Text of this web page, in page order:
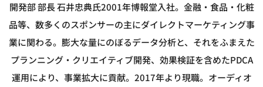
開発部 部長 石井忠典氏2001年博報堂入社。金融・食品・化粧
品等、数多くのスポンサーの主にダイレクトマーケティング事
業に関わる。膨大な量にのぼるデータ分析と、それをふまえた
プランニング・クリエイティブ開発、効果検証を含めたPDCA
運用により、事業拡大に貢献。2017年より現職。オーディオ